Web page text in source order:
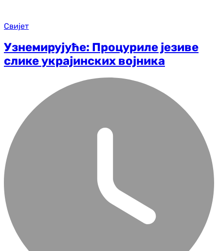
Свијет
Узнемирујуће: Процуриле језиве
слике украјинских војника